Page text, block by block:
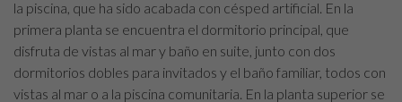
la piscina, que ha sido acabada con césped artificial. En la
primera planta se encuentra el dormitorio principal, que
disfruta de vistas al mar y baño en suite, junto con dos
dormitorios dobles para invitados y el baño familiar, todos con
vistas al mar o a la piscina comunitaria. En la planta superior se